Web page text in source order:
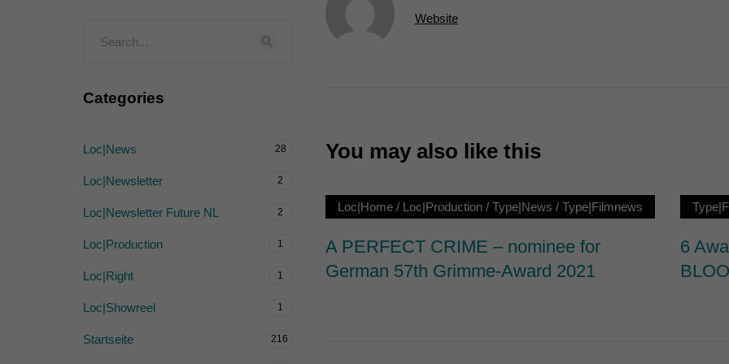
Website
You may also like this
Loc|Home/ Loc|Production/ Type|News / Type|Filmnews
A PERFECT CRIME – nominee for
German 57th Grimme-Award 2021
6
Categories
Loc|News 28
Loc|Newsletter 2
Loc|Newsletter Future NL 2
Loc|Production 1
Loc|Right 1
Loc|Showreel 1
Startseite 216
Inhalte von Videoplattformen und Social-Media-Plattformen werden standardmäßig blockiert. Wenn Cookies